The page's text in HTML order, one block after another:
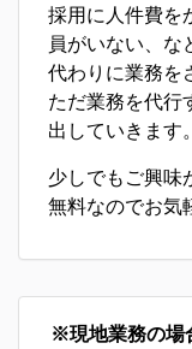
採用に人件費を
員がいない、
代わりに業務を
ただ業務を代行
出していきます。
少しでもご興味
無料なのでお気
※現地業務の場